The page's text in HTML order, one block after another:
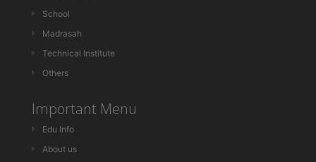
School
Madrasah
Technical Institute
Others
Important Menu
Edu Info
About us